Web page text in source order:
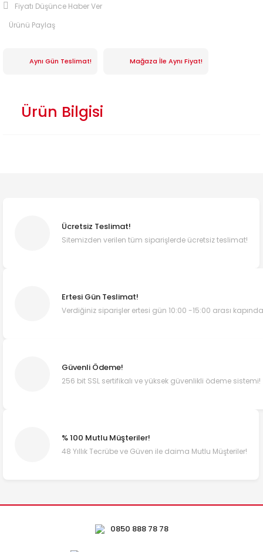
Fiyatı Düşünce Haber Ver
Ürünü Paylaş
Aynı Gün Teslimat! Mağaza İle Aynı Fiyat!
Ürün Bilgisi
Ücretsiz Teslimat!
Sitemizden verilen tüm siparişlerde ücretsiz teslimat!
Ertesi Gün Teslimat!
Verdiğiniz siparişler ertesi gün 10:00 -15:00 arası
Güvenli Ödeme!
256 bit SSL sertifikalı ve yüksek güvenlikli ödeme sistemi!
% 100 Mutlu Müşteriler!
48 Yıllık Tecrübe ve Güven ile daima Mutlu Müşteriler!
0850 888 78 78